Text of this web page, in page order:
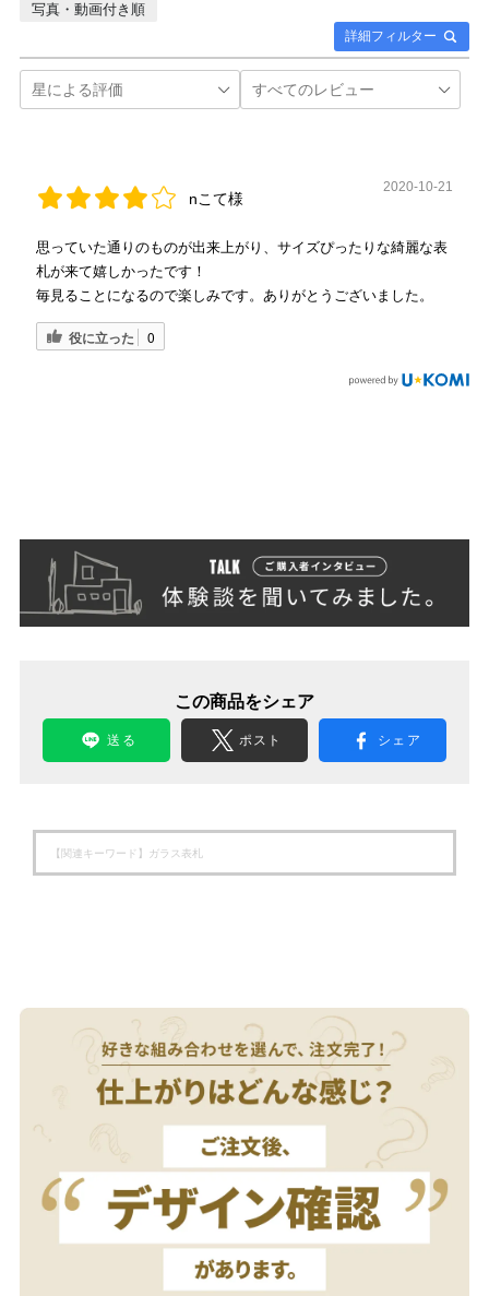
詳細フィルター
写真・動画付き順
nこて様
2020-10-21
思っていた通りのものが出来上がり、サイズぴったりな綺麗な表
札が来て嬉しかったです！
毎見ることになるので楽しみです。ありがとうございました。
役に立った 0
この商品をシェア
送る ポスト シェア
【関連キーワード】 ガラス表札